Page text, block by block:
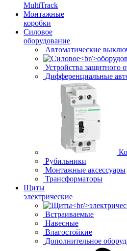
MultiTrack
Монтажные
коробки
Силовое
оборудование
Автоматические
Устройства защитного
Дифференциальные
Рубильники
Монтажные аксессуары
Трансформаторы
Щиты
электрические
Встраиваемые
Навесные
Влагостойкие
Дополнительное